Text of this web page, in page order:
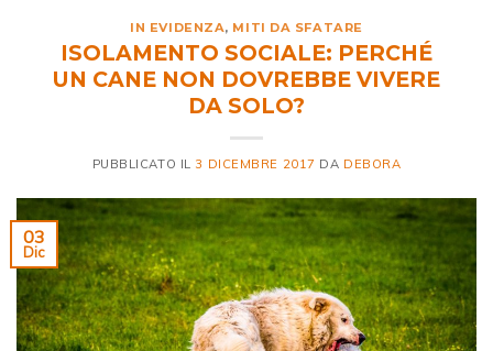
IN EVIDENZA, MITI DA SFATARE
ISOLAMENTO SOCIALE: PERCHÉ
UN CANE NON DOVREBBE VIVERE
DA SOLO?
PUBBLICATO IL 3 DICEMBRE 2017 DA DEBORA
03
Dic